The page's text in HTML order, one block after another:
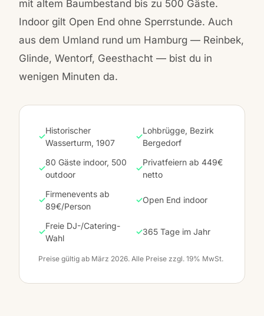
mit altem Baumbestand bis zu 500 Gäste.
Indoor gilt Open End ohne Sperrstunde. Auch
aus dem Umland rund um Hamburg — Reinbek,
Glinde, Wentorf, Geesthacht — bist du in
wenigen Minuten da.
✓
Historischer
Wasserturm, 1907
✓
Lohbrügge, Bezirk
Bergedorf
✓
80 Gäste indoor, 500
outdoor
✓
Privatfeiern ab 449€
netto
✓
Firmenevents ab
89€/Person
✓Open End indoor
✓
Freie DJ-/Catering-
Wahl
✓365 Tage im Jahr
Preise gültig ab März 2026. Alle Preise zzgl. 19% MwSt.